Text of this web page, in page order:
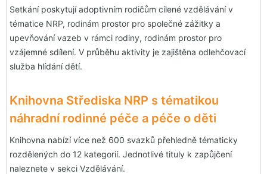
Setkání poskytují adoptivním rodičům cílené vzdělávání v
tématice NRP, rodinám prostor pro společné zážitky a
upevňování vazeb v rámci rodiny, rodinám prostor pro
vzájemné sdílení. V průběhu aktivity je zajištěna odlehčovací
služba hlídání dětí.
Knihovna Střediska NRP s tématikou
náhradní rodinné péče a péče o děti
Knihovna nabízí více než 600 svazků přehledně tématicky
rozdělených do 12 kategorií. Jednotlivé tituly k zapůjčení
naleznete v sekci Vzdělávání.